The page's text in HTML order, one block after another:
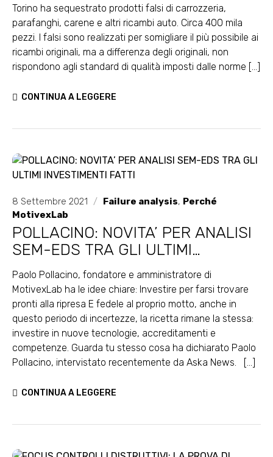
Torino ha sequestrato prodotti falsi di carrozzeria,
parafanghi, carene e altri ricambi auto. Circa 400 mila
pezzi. I falsi sono realizzati per somigliare il più possibile ai
ricambi originali, ma a differenza degli originali, non
rispondono agli standard di qualità imposti dalle norme [...]
CONTINUA A LEGGERE
8 Settembre 2021 / Failure analysis, Perché
MotivexLab
POLLACINO: NOVITA’ PER ANALISI
SEM-EDS TRA GLI ULTIMI
INVESTIMENTI FATTI
Paolo Pollacino, fondatore e amministratore di
MotivexLab ha le idee chiare: Investire per farsi trovare
pronti alla ripresa E fedele al proprio motto, anche in
questo periodo di incertezze, la ricetta rimane la stessa:
investire in nuove tecnologie, accreditamenti e
competenze. Guarda tu stesso cosa ha dichiarato Paolo
Pollacino, intervistato recentemente da Aska News. [...]
CONTINUA A LEGGERE